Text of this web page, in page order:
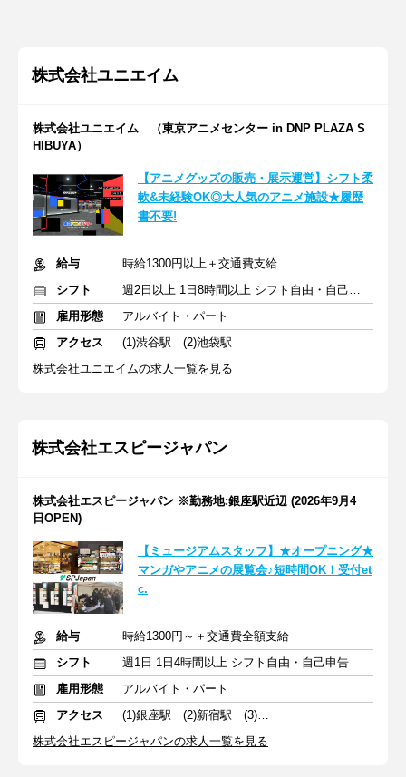
株式会社ユニエイム
株式会社ユニエイム （東京アニメセンター in DNP PLAZA S
HIBUYA）
【アニメグッズの販売・展示運営】シフト柔
軟&未経験OK◎大人気のアニメ施設★履歴
書不要!
給与
時給1300円以上＋交通費支給
シフト
週2日以上 1日8時間以上 シフト自由・自己申告
雇用形態
アルバイト・パート
アクセス
(1)渋谷駅 (2)池袋駅
株式会社ユニエイムの求人一覧を見る
株式会社エスピージャパン
株式会社エスピージャパン ※勤務地:銀座駅近辺 (2026年9月4
日OPEN)
【ミュージアムスタッフ】★オープニング★
マンガやアニメの展覧会♪短時間OK！受付et
c.
給与
時給1300円～＋交通費全額支給
シフト
週1日 1日4時間以上 シフト自由・自己申告
雇用形態
アルバイト・パート
アクセス
(1)銀座駅 (2)新宿駅 (3)渋谷駅
株式会社エスピージャパンの求人一覧を見る